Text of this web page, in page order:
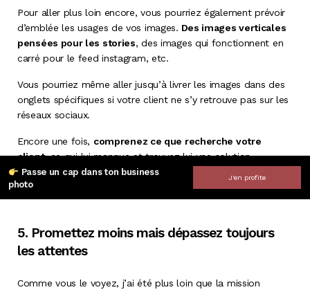
Passe un cap dans ton business
photo
J'en profite
Pour aller plus loin encore, vous pourriez également prévoir
d’emblée les usages de vos images. Des images verticales
pensées pour les stories, des images qui fonctionnent en
carré pour le feed instagram, etc.
Vous pourriez même aller jusqu’à livrer les images dans des
onglets spécifiques si votre client ne s’y retrouve pas sur les
réseaux sociaux.
Encore une fois, comprenez ce que recherche votre
client,ce qui lui manque et trouvez lui une solution
optimisée, c’est précisément cela qui vous rendra
indispensable.
5. Promettez moins mais dépassez toujours
les attentes
Comme vous le voyez, j’ai été plus loin que la mission